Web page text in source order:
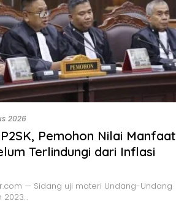
2026
Pemohon Nilai Manfaat
Terlindungi dari Inflasi
— Sidang uji materi Undang-Undang
2023…